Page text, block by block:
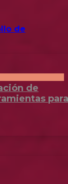
de
de
para